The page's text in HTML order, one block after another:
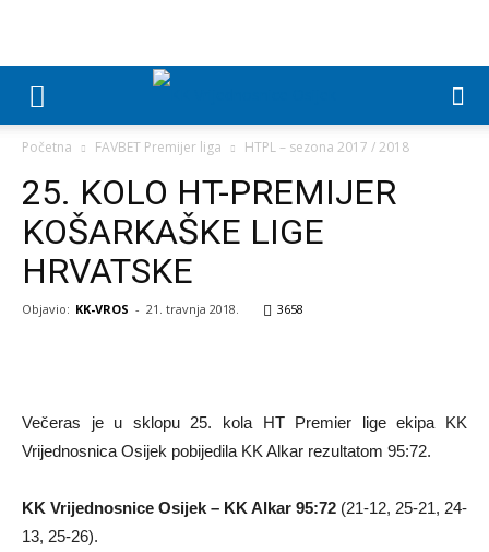
Početna FAVBET Premijer liga HTPL – sezona 2017 / 2018
25. KOLO HT-PREMIJER
KOŠARKAŠKE LIGE
HRVATSKE
Objavio: KK-VROS - 21. travnja 2018. 3658
Večeras je u sklopu 25. kola HT Premier lige ekipa KK
Vrijednosnica Osijek pobijedila KK Alkar rezultatom 95:72.
KK Vrijednosnice Osijek – KK Alkar 95:72 (21-12, 25-21, 24-
13, 25-26).